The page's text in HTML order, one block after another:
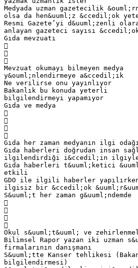
Medyada uzman gazetecilik
olsa da hen&uuml;z &ccedil;ok
Resmi Gazete’yi d&uuml;zenli
anlayan gazeteci sayısı
Gıda mevzuatı



Mevzuat okumayı bilmeyen medya
y&ouml;nlendirmeye a&ccedil;ık
Ne verilirse onu yayınlıyor
Bakanlık bu konuda yeterli
bilgilendirmeyi yapamıyor
Gıda ve medya




Gıda her zaman medyanın ilgi
Gıda haberleri doğrudan insan
ilgilendirdiği i&ccedil;in ilgiyle
Gıda haberleri t&uuml;ketici
etkili
GDO ile ilgili haberler
ilgisiz bir &ccedil;ok
S&uuml;t her zaman g&uuml;ndemde




Okul s&uuml;t&uuml; ve
Bilimsel Rapor yazan iki uzman
firmalarının danışmanı
S&uuml;tte Kanser tehlikesi
bilgilendirmesi)